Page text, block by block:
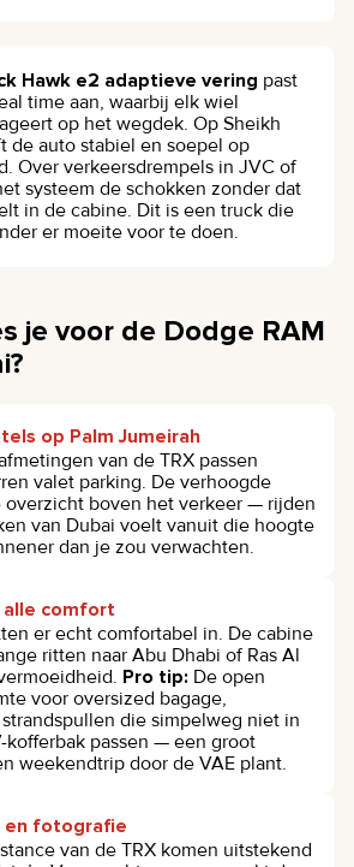
Hawk e2 adaptieve vering past
time aan, waarbij elk wiel
op het wegdek. Op Sheikh
de auto stabiel en soepel op
Over verkeersdrempels in JVC of
systeem de schokken zonder dat
in de cabine. Dit is een truck die
er moeite voor te doen.
je voor de Dodge RAM
op Palm Jumeirah
van de TRX passen
valet parking. De verhoogde
boven het verkeer — rijden
van Dubai voelt vanuit die hoogte
dan je zou verwachten.
alle comfort
er echt comfortabel in. De cabine
ritten naar Abu Dhabi of Ras Al
Pro tip: De open
voor oversized bagage,
die simpelweg niet in
kofferbak passen — een groot
weekendtrip door de VAE plant.
en fotografie
van de TRX komen uitstekend